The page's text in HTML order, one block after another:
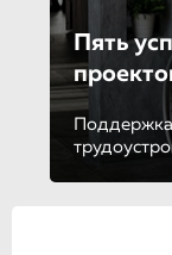
Пять